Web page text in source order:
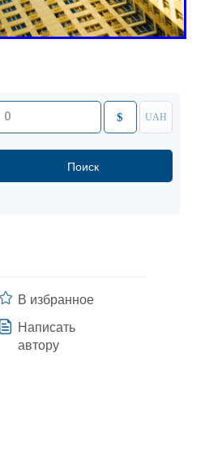
$ UAH
В избранное
Написать
автору